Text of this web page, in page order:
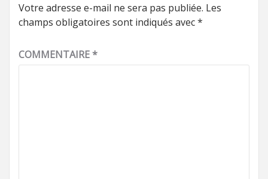
Votre adresse e-mail ne sera pas publiée. Les
champs obligatoires sont indiqués avec*
COMMENTAIRE*